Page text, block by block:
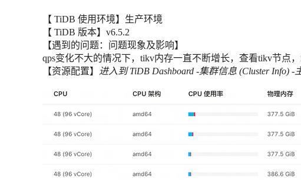
【 TiDB 使用环境】生产环境
【 TiDB 版本】v6.5.2
【遇到的问题：问题现象及影响】
qps变化不大的情况下，tikv内存一直不断增长，查看tikv节点
【资源配置】
进入到 TiDB Dashboard -集群信息 (Cluster Info) -